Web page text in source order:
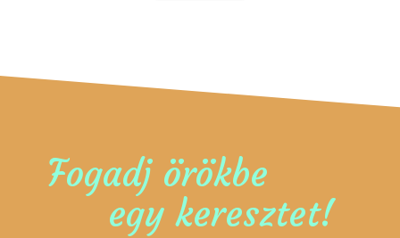
Fogadj örökbe
egy keresztet!